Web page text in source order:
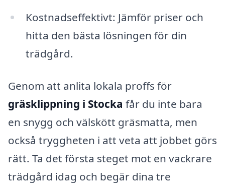
Kostnadseffektivt: Jämför priser och
hitta den bästa lösningen för din
trädgård.
Genom att anlita lokala proffs för
gräsklippning i Stocka får du inte bara
en snygg och välskött gräsmatta, men
också tryggheten i att veta att jobbet görs
rätt. Ta det första steget mot en vackrare
trädgård idag och begär dina tre